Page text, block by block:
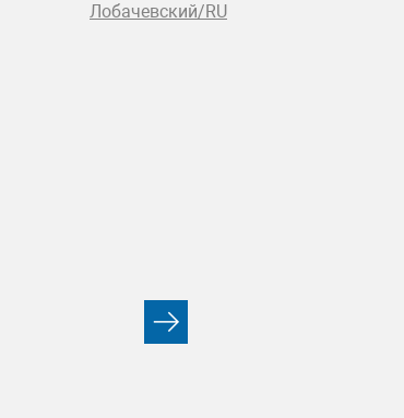
Лобачевский/RU